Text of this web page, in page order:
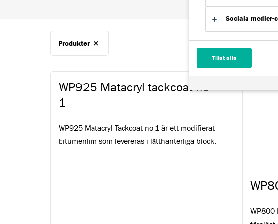
Produkter
WP925 Matacryl tackcoat no
1
WP925 Matacryl Tackcoat no 1 är ett modifierat
bitumenlim som levereras i lätthanterliga block.
WP800
Sociala medier-
Tillåt alla